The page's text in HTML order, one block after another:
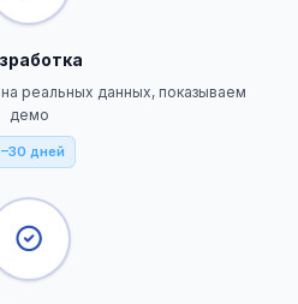
реальных данных, показываем
демо
дней